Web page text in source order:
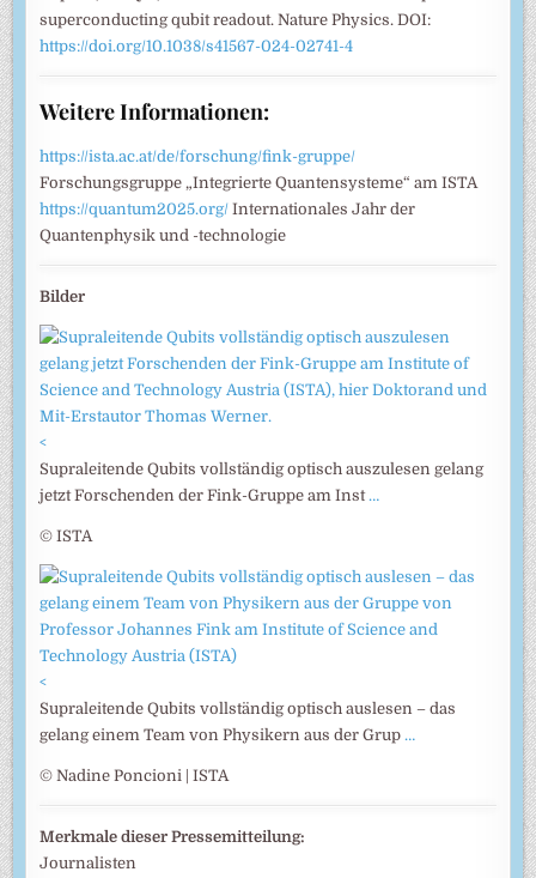
superconducting qubit readout. Nature Physics. DOI:
https://doi.org/10.1038/s41567-024-02741-4
Weitere Informationen:
https://ista.ac.at/de/forschung/fink-gruppe/
Forschungsgruppe „Integrierte Quantensysteme“ am ISTA
https://quantum2025.org/ Internationales Jahr der
Quantenphysik und -technologie
Bilder
<
Supraleitende Qubits vollständig optisch auszulesen gelang
jetzt Forschenden der Fink-Gruppe am Inst …
© ISTA
<
Supraleitende Qubits vollständig optisch auslesen – das
gelang einem Team von Physikern aus der Grup …
© Nadine Poncioni | ISTA
Merkmale dieser Pressemitteilung:
Journalisten